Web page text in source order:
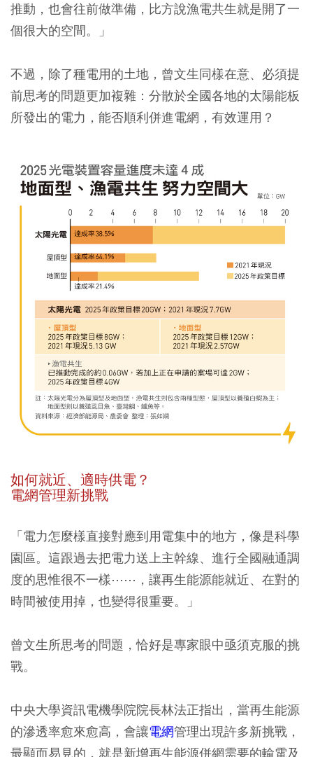
推動，也會往前做準備，比方說漁電共生就是開了一
個很大的空間。」
不過，除了種電用的土地，曾文生同樣在意、必須提
前思考的問題更加複雜：分散於全國各地的太陽能板
所發出的電力，能否順利併進電網，有效運用？
如何就近、適時供電？
電網管理新挑戰
「電力怎麼樣直接對應到用電集中的地方，像是科學
園區。這跟過去把電力送上主幹線、進行全國融通調
度的思惟很不一樣⋯⋯，讓再生能源能就近、在對的
時間被使用掉，也變得很重要。」
曾文生所思考的問題，恰好是專家眼中亟須克服的挑
戰。
中央大學資訊電機學院院長林法正指出，當再生能源
的滲透率愈來愈高，會讓電網管理出現許多新挑戰，
最顯而易見的，就是新增再生能源併網需要的輸電及